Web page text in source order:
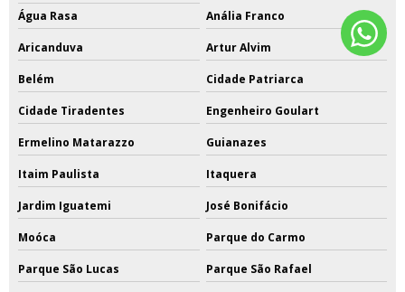
Água Rasa
Anália Franco
Aricanduva Artur Alvim
Belém Cidade Patriarca
Cidade Tiradentes Engenheiro Goulart
Ermelino Matarazzo Guianazes
Itaim Paulista Itaquera
Jardim Iguatemi José Bonifácio
Moóca Parque do Carmo
Parque São Lucas Parque São Rafael